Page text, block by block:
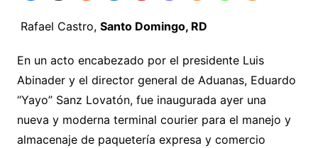
Rafael Castro, Santo Domingo, RD
En un acto encabezado por el presidente Luis
Abinader y el director general de Aduanas, Eduardo
“Yayo” Sanz Lovatón, fue inaugurada ayer una
nueva y moderna terminal courier para el manejo y
almacenaje de paquetería expresa y comercio